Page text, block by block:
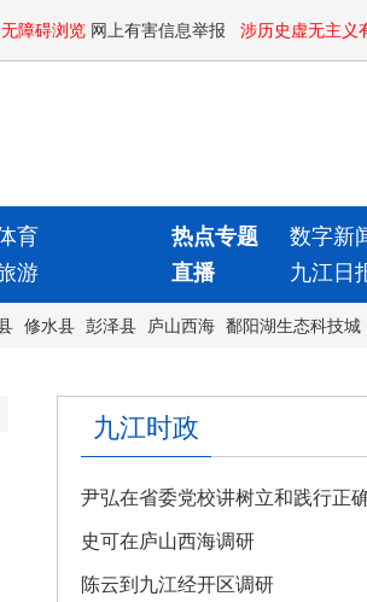
无障碍浏览 网上有害信息举报 涉历史虚无主义
育 热点专题 数字新
游 直播 九江日
修水县 彭泽县 庐山西海 鄱阳湖生态科技城
九江时政
尹弘在省委党校讲树立和践行正
教育专题党课
史可在庐山西海调研
陈云到九江经开区调研